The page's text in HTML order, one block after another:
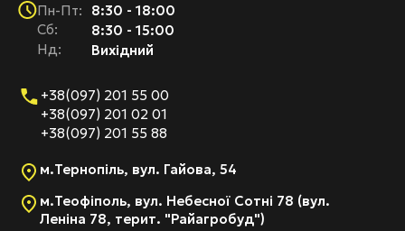
Пн-Пт:
Cб:
Нд:
8:30 - 18:00
8:30 - 15:00
Вихідний
+38(097) 201 55 00
+38(097) 201 02 01
+38(097) 201 55 88
м.Тернопіль, вул. Гайова, 54
м.Теофіполь, вул. Небесної Сотні 78 (вул.
Леніна 78, терит. "Райагробуд")